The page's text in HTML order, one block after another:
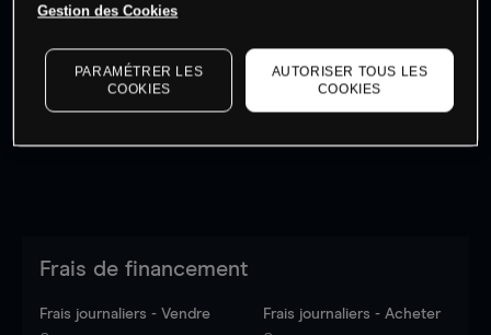
dernières données du marché.Log into see latest
market data
Frais de financement
Frais journaliers - Vendre Frais journaliers - Acheter
Gestion des Cookies
PARAMÉTRER LES
COOKIES
AUTORISER TOUS LES
COOKIES